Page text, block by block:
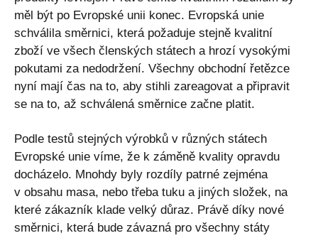
měl být po Evropské unii konec. Evropská unie
schválila směrnici, která požaduje stejně kvalitní
zboží ve všech členských státech a hrozí vysokými
pokutami za nedodržení. Všechny obchodní řetězce
nyní mají čas na to, aby stihli zareagovat a připravit
se na to, až schválená směrnice začne platit.
Podle testů stejných výrobků v různých státech
Evropské unie víme, že k záměně kvality opravdu
docházelo. Mnohdy byly rozdíly patrné zejména
v obsahu masa, nebo třeba tuku a jiných složek, na
které zákazník klade velký důraz. Právě díky nové
směrnici, která bude závazná pro všechny státy